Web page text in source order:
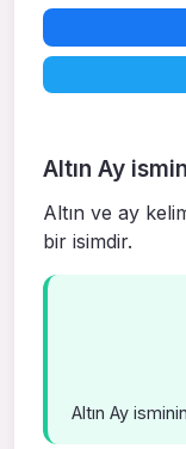
Altın Ay
Altın ve ay
bir isimdir.
Altın Ay